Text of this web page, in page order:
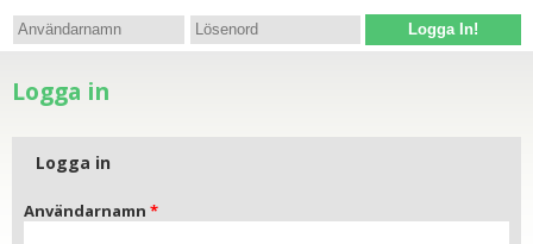
Logga In!
Logga in
Logga in
Användarnamn